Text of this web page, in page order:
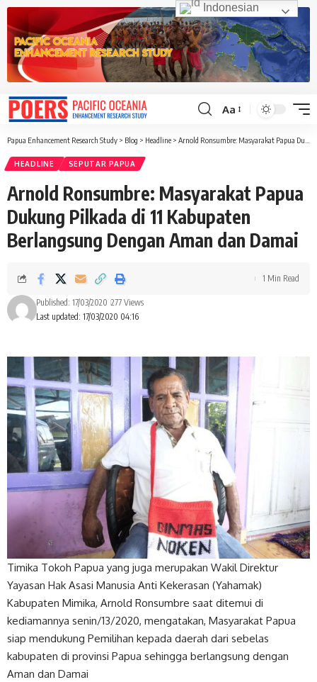
Font
Resizer
Aa
Papua Enhancement Research Study > Blog > Headline > Arnold Ronsumbre: Masyarakat Papua Dukung Pilkada di 11 Kabupaten Berlangsung Dengan Aman dan Damai
HEADLINE SEPUTAR PAPUA
Arnold Ronsumbre: Masyarakat Papua
Dukung Pilkada di 11 Kabupaten
Berlangsung Dengan Aman dan Damai
Last updated: 17/03/2020 04:16
Published: 17/03/2020 277 Views
1 Min Read
Timika Tokoh Papua yang juga merupakan Wakil Direktur
Yayasan Hak Asasi Manusia Anti Kekerasan (Yahamak)
Kabupaten Mimika, Arnold Ronsumbre saat ditemui di
kediamannya senin/13/2020, mengatakan, Masyarakat Papua
siap mendukung Pemilihan kepada daerah dari sebelas
kabupaten di provinsi Papua sehingga berlangsung dengan
Aman dan Damai
Indonesian